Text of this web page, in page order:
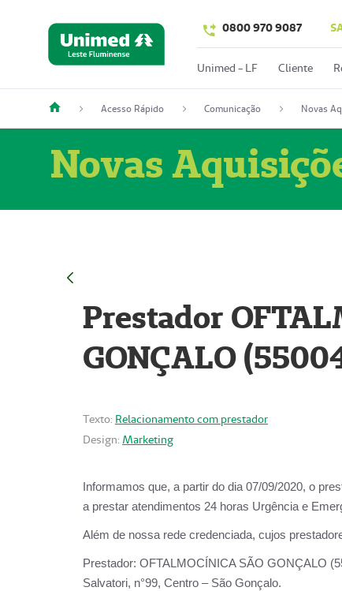
0800 970 9087
Unimed - LF Cliente
Acesso Rápido Comunicação Novas
Novas
Prestador
GONÇALO
Texto: Relacionamento com prestador
Design: Marketing
Informamos que, a partir do dia 07/09/2020, o
a prestar atendimentos 24 horas Urgência e
Além de nossa rede credenciada, cujos
Prestador: OFTALMOCÍNICA
Salvatori, n°99, Centro – São Gonçalo.